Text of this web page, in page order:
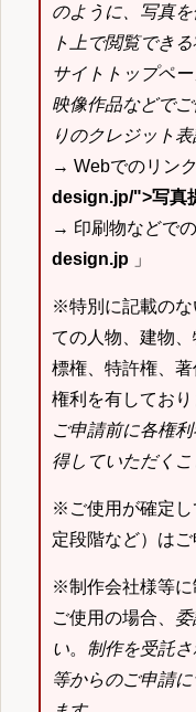
のように、写真
ト上で閲覧でき
サイトトップペ
映像作品などで
りのクレジット表
→ Webでのリン
design.jp/">写真
→ 印刷物などで
design.jp 」
※特別に記載のな
ての人物、建物
標権、特許権、
権利を有しており
ご申請前に各権
得していただくこ
※ご使用が確定し
定段階など）はご
※制作会社様等に
ご使用の場合、
い。 制作を受託
等からのご申請